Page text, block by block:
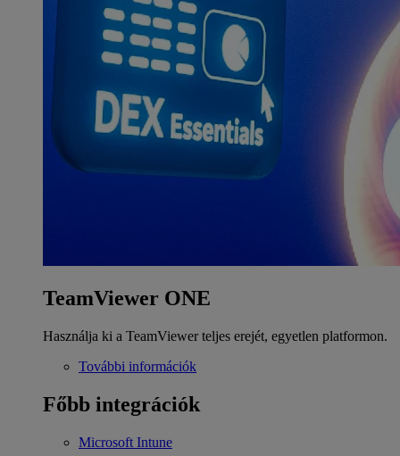
TeamViewer ONE
Használja ki a TeamViewer teljes erejét, egyetlen platformon.
További információk
Főbb integrációk
Microsoft Intune